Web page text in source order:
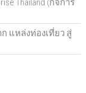
Thailand (กิจการ
ก แหล่งท่องเที่ยว สู่